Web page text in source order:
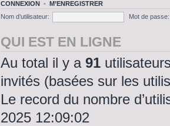
CONNEXION • M’ENREGISTRER
Nom d’utilisateur:
Mot de passe:
QUI EST EN LIGNE
Au total il y a 91
invités (basées sur les
Le record du nombre
2025 12:09:02